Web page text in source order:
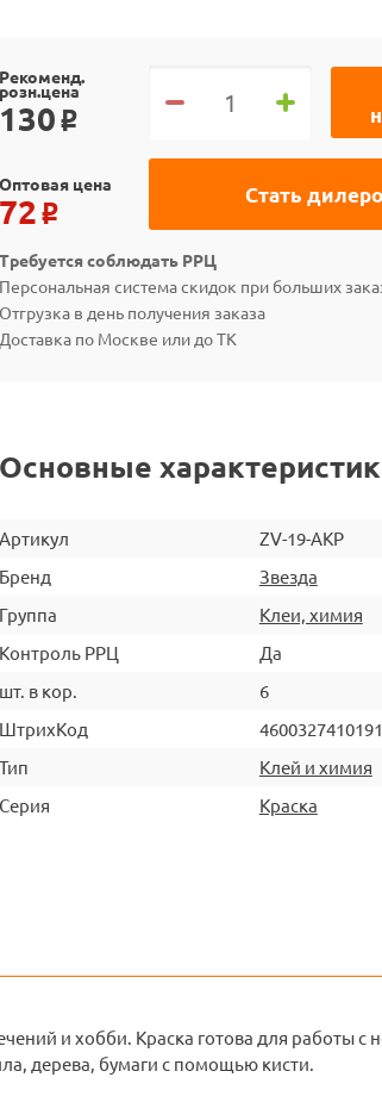
Рекоменд.
розн.цена
130 o
Стать
Оптовая цена
72 o
Требуется соблюдать РРЦ
Персональная система скидок при больших
Отгрузка в день получения заказа
Доставка по Москве или до ТК
Основные
Артикул
ZV-19-АКР
Бренд
Звезда
Группа
Клеи, химия
Контроль РРЦ
Да
шт. в кор.
6
ШтрихКод
4600327410191
Тип
Клей и химия
Серия
Краска
и хобби. Краска готова для работы с
дерева, бумаги с помощью кисти.